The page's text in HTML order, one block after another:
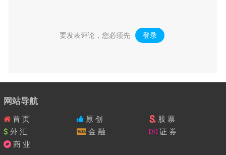
要发表评论，您必须先 登录 。
网站导航
首 页 原 创
股 票
外 汇
金 融
证 券
商 业